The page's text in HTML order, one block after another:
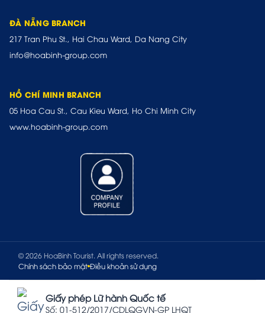
ĐÀ NẴNG BRANCH
217 Tran Phu St., Hai Chau Ward, Da Nang City
info@hoabinh-group.com
HỒ CHÍ MINH BRANCH
05 Hoa Cau St., Cau Kieu Ward, Ho Chi Minh City
www.hoabinh-group.com
© 2026 HoaBinh Tourist. All rights reserved.
Chính sách bảo mật Điều khoản sử dụng
Giấy phép Lữ hành Quốc tế
Số: 01-512/2017/CDLQGVN-GP LHQT